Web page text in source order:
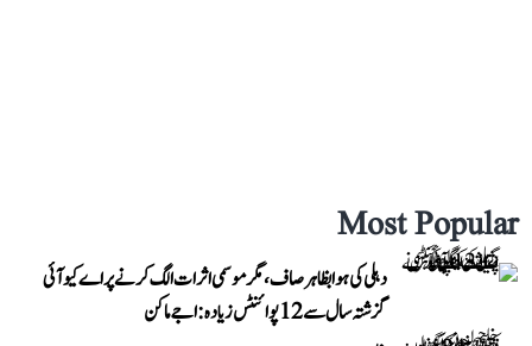
Most Popular
دہلی کی ہوا بظاہر صاف، مگر موسمی اثرات الگ کرنے پر اے کیو آئی
گزشتہ سال سے 12 پوائنٹس زیادہ: اجے ماکن